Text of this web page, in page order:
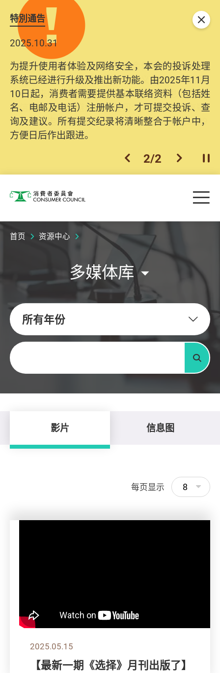
特別通告
2025.10.31
为提升使用者体验及网络安全，本会的投诉处理
系统已经进行升级及推出新功能。由2025年11月
10日起，消费者需要提供基本联络资料（包括姓
名、电邮及电话）注册帐户，才可提交投诉、查
询及建议。所有提交纪录将清晰整合于帐户中，
方便日后作出跟进。
上一个
2/2 下一个开
关闭
消费者委员会 目
首页 资源中心
多媒体库
所有年份
关键字
搜寻
影片 信息图
每页显示 8
2025.05.15
【最新一期《选择》月刊出版了】